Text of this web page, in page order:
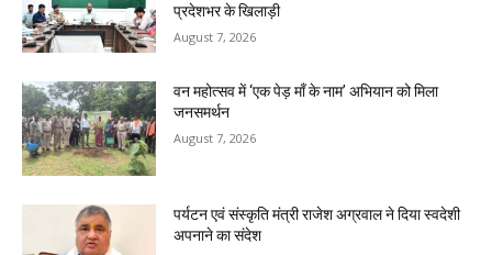
प्रदेशभर के खिलाड़ी
August 7, 2026
वन महोत्सव में ‘एक पेड़ माँ के नाम’ अभियान को मिला
जनसमर्थन
August 7, 2026
पर्यटन एवं संस्कृति मंत्री राजेश अग्रवाल ने दिया स्वदेशी
अपनाने का संदेश